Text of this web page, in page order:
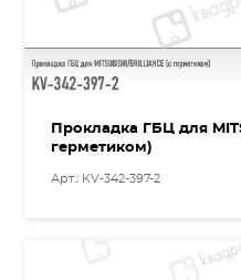
Прокладка ГБЦ для
герметиком)
Арт.: KV-342-397-2